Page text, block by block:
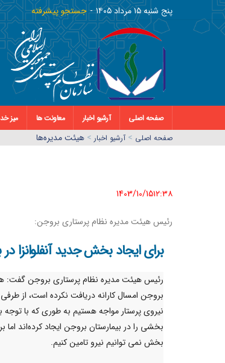
پنج شنبه ١٥ مرداد ١٤٠٥ جستجو پیشرفته
صفحه اصلی آرشیو اخبار معاونت ها میز
صفحه اصلي > آرشیو اخبار > هیئت مدیره‌ها
1403/10/15١٢:٣٨
رئیس هیئت مدیره نظام پرستاری بروجن:
برای ایجاد بخش جدید آنفلوانزا در
رئیس هیئت مدیره نظام پرستاری بروجن گفت:
بروجن امسال کارانه دریافت نکرده است، از
نیروی پرستار مواجه هستیم به طوری که با توجه
بخشی را در بیمارستان بروجن ایجاد کرده‌اند اما
بخش نمی توانیم نیرو تامین کنیم.